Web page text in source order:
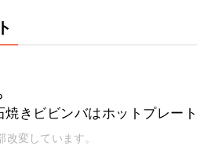
きビビンバはホットプレート
変しています。